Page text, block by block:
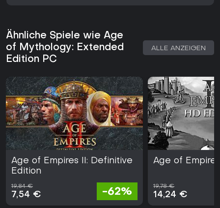
Ähnliche Spiele wie Age
of Mythology: Extended
Edition PC
ALLE ANZEIGEN
Age of Empires II: Definitive
Edition
19,84 €
7,54 € -62%
Age of
19,78 €
14,24 €